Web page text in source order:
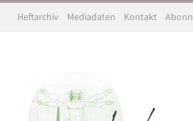
Heftarchiv Mediadaten Kontakt